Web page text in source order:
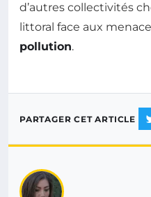
d’autres collectivités
littoral face aux
pollution.
PARTAGER CET ARTICLE